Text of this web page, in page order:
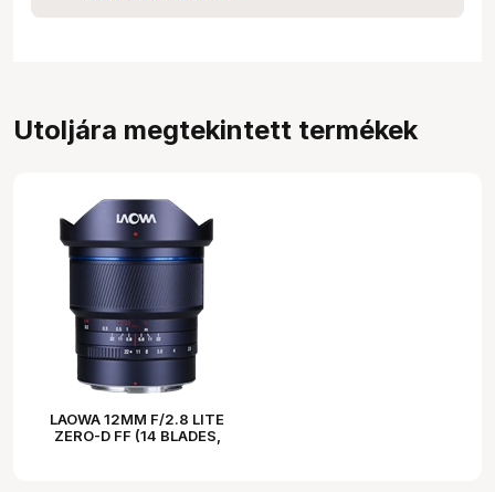
Utoljára megtekintett termékek
LAOWA 12MM F/2.8 LITE
ZERO-D FF (14 BLADES,